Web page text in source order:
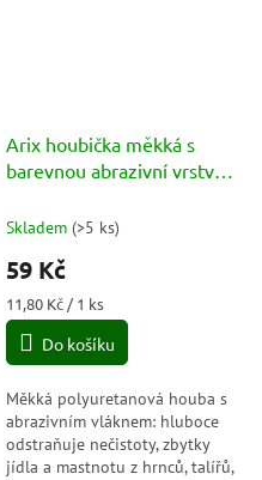
Arix houbička měkká s
barevnou abrazivní vrstvou
Skladem (>5 ks)
59 Kč
Měrná
cena:
11,80 Kč / 1 ks
Do košíku
Měkká polyuretanová houba s
abrazivním vláknem: hluboce
odstraňuje nečistoty, zbytky
jídla a mastnotu z hrnců, talířů,